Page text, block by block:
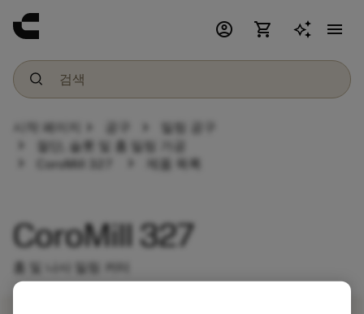
account_circle shopping_cart menu
chevron_right chevron_right 밀링 공구
절단, 슬롯 및 홈 밀링 가공
chevron_right CoroMill 327 chevron_right 제품 목록
CoroMill 327
홈 및 나사 밀링 커터